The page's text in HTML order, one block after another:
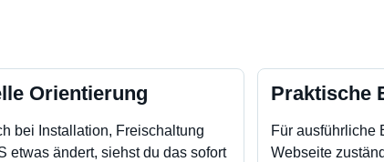
Orientierung
bei Installation, Freischaltung
etwas ändert, siehst du das sofort
Praktische
Für ausführliche
Webseite